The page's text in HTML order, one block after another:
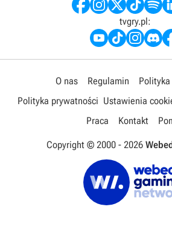
tvgry.pl:
O nas Regulamin
Polityka prywatności Ustawienia
Praca
Kontakt
Copyright © 2000 - 2026